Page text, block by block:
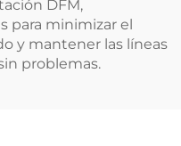
DFM,
para minimizar el
y mantener las líneas
problemas.